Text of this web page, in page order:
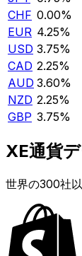
CHF 0.00%
EUR 4.25%
USD 3.75%
CAD 2.25%
AUD 3.60%
NZD 2.25%
GBP 3.75%
XE通貨
世界の300社